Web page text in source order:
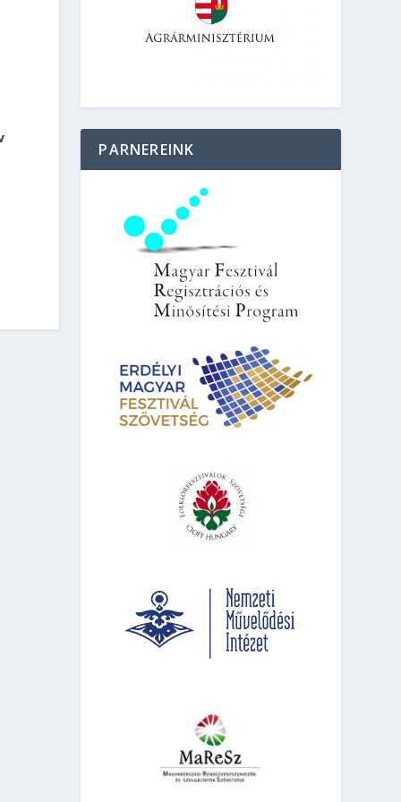
PARNEREINK